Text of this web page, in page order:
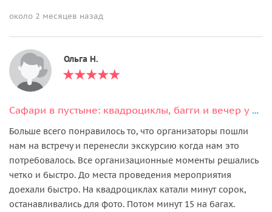
около 2 месяцев назад
Ольга Н.
Сафари в пустыне: квадроциклы, багги и вечер у бедуинов
Больше всего понравилось то, что организаторы пошли
нам на встречу и перенесли экскурсию когда нам это
потребовалось. Все организационные моменты решались
четко и быстро. До места проведения мероприятия
доехали быстро. На квадроциклах катали минут сорок,
останавливались для фото. Потом минут 15 на багах.